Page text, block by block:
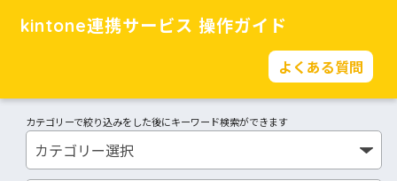
kintone連携サービス 操作ガイド
よくある質問
カテゴリーで絞り込みをした後にキーワード検索ができます